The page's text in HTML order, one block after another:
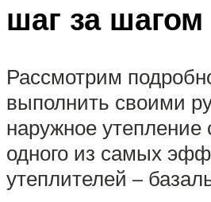
шаг за шагом
Рассмотрим
выполнить своими
наружное
одного из самых
утеплителей –